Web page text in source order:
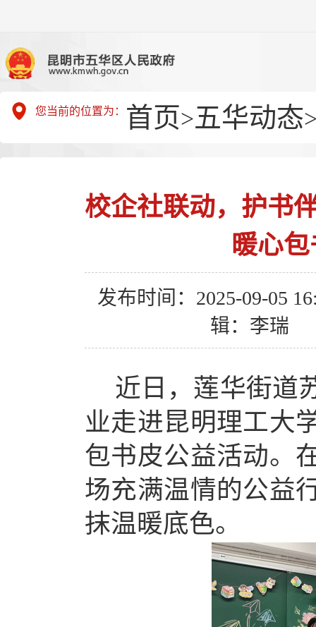
您当前的位置为： 首页>五华动态
校企社联动，护书
暖心
发布时间：2025-09-05
辑：李瑞
近 日， 莲华街道
业走进昆明理工大
包书皮公益活动。
场充满温情的公益
抹温暖底色。